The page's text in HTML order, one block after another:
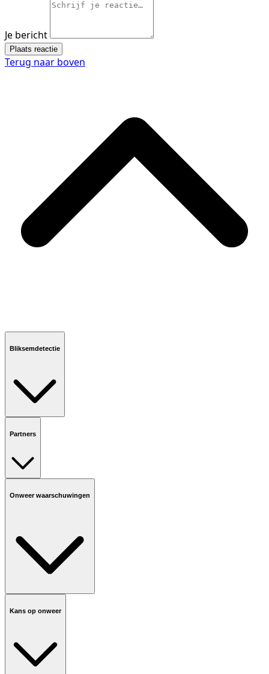
Je bericht
Plaats reactie
Terug naar boven
Bliksemdetectie
Partners
Onweer waarschuwingen
Kans op onweer